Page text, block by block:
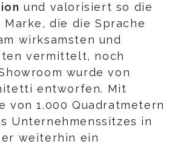
und valorisiert so die
die die Sprache
wirksamsten und
vermittelt, noch
wurde von
entworfen. Mit
von 1.000 Quadratmetern
Unternehmenssitzes in
weiterhin ein